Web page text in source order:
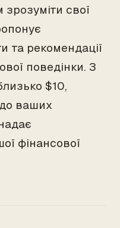
свої
та рекомендації
поведінки. З
$10,
ваших
фінансової